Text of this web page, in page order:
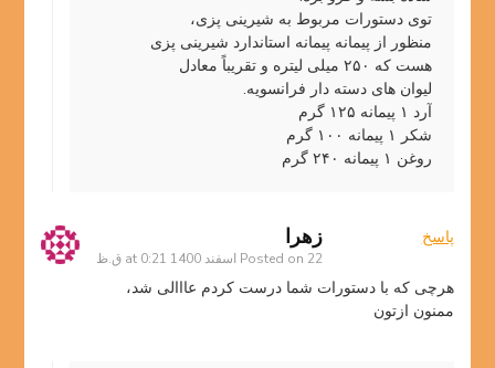
توی دستورات مربوط به شیرینی پزی،‌
منظور از پیمانه پیمانه استاندارد شیرینی پزی
هست که ۲۵۰ میلی لیتره و تقریباً معادل
لیوان های دسته دار فرانسویه.
آرد ۱ پیمانه ۱۲۵ گرم
شکر ۱ پیمانه ۱۰۰ گرم
روغن ۱ پیمانه ۲۴۰ گرم
زهرا
Posted on 22 اسفند 1400 at 0:21 ق.ظ
پاسخ
هرچی که با دستورات شما درست کردم عااالی شد،
ممنون ازتون